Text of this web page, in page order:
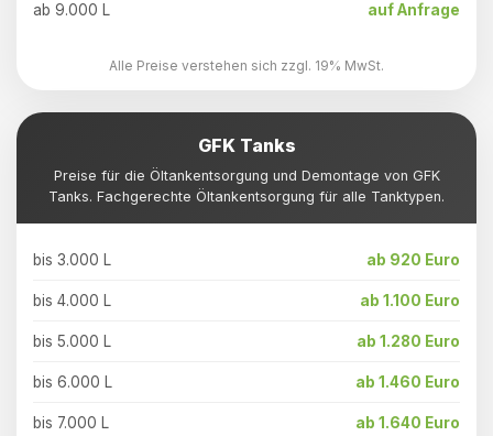
ab 9.000 L auf Anfrage
Alle Preise verstehen sich zzgl. 19% MwSt.
GFK Tanks
Preise für die Öltankentsorgung und Demontage von GFK
Tanks. Fachgerechte Öltankentsorgung für alle Tanktypen.
bis 3.000 L ab 920 Euro
bis 4.000 L ab 1.100 Euro
bis 5.000 L ab 1.280 Euro
bis 6.000 L ab 1.460 Euro
bis 7.000 L ab 1.640 Euro